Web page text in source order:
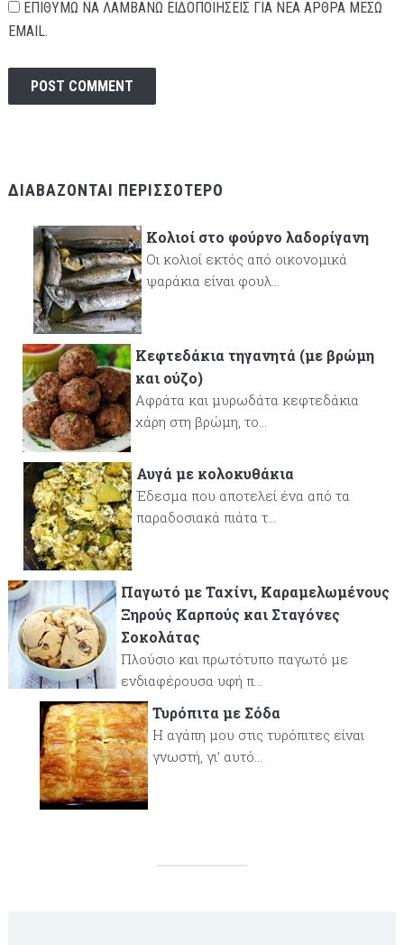
ΕΠΙΘΥΜΏ ΝΑ ΛΑΜΒΆΝΩ ΕΙΔΟΠΟΙΉΣΕΙΣ ΓΙΑ ΝΈΑ ΆΡΘΡΑ ΜΈΣΩ
EMAIL.
ΔΙΑΒΆΖΟΝΤΑΙ ΠΕΡΙΣΣΌΤΕΡΟ
Κολιοί στο φούρνο λαδορίγανη
Οι κολιοί εκτός από οικονομικά
ψαράκια είναι φουλ...
Κεφτεδάκια τηγανητά (με βρώμη
και ούζο)
Αφράτα και μυρωδάτα κεφτεδάκια
χάρη στη βρώμη, το...
Αυγά με κολοκυθάκια
Έδεσμα που αποτελεί ένα από τα
παραδοσιακά πιάτα τ...
Παγωτό με Ταχίνι, Καραμελωμένους
Ξηρούς Καρπούς και Σταγόνες
Σοκολάτας
Πλούσιο και πρωτότυπο παγωτό με
ενδιαφέρουσα υφή π...
Τυρόπιτα με Σόδα
Η αγάπη μου στις τυρόπιτες είναι
γνωστή, γι’ αυτό...